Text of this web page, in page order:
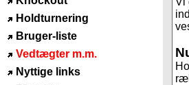
Holdturnering
Bruger-liste
Vedtægter m.m.
Nyttige links